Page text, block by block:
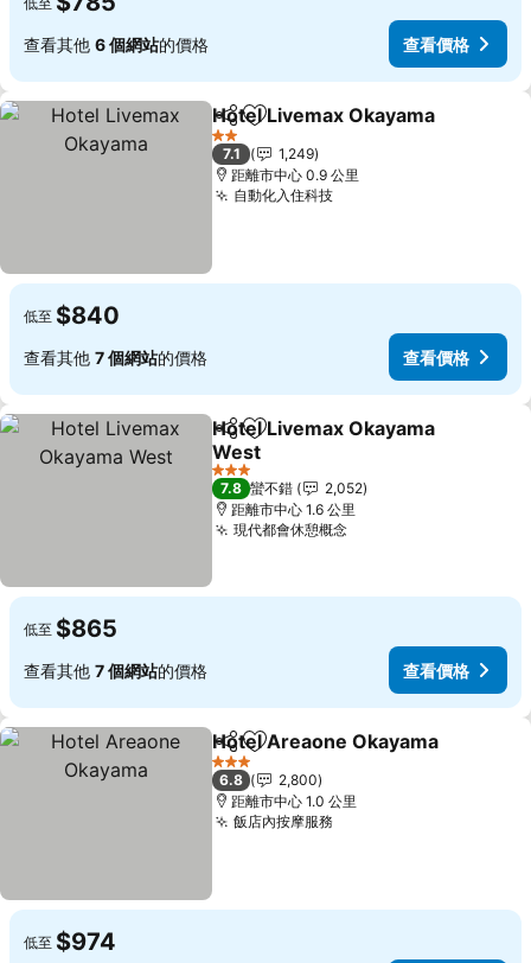
查看其他 6 個網站的價格 查看價格
分享 加入我的最愛
Hotel Livemax Okayama
2 星級
7.1
1,249
距離市中心 0.9 公里
自動化入住科技查看價格
低至 $840
查看其他 7 個網站的價格 查看價格
分享 加入我的最愛
Hotel Livemax Okayama
West
查看價格
3 星級
7.8 蠻不錯
2,052
距離市中心 1.6 公里
現代都會休憩概念查看價格
低至 $865
查看其他 7 個網站的價格 查看價格
分享 加入我的最愛
Hotel Areaone Okayama
3 星級
6.8
2,800
距離市中心 1.0 公里
飯店內按摩服務
低至 $974